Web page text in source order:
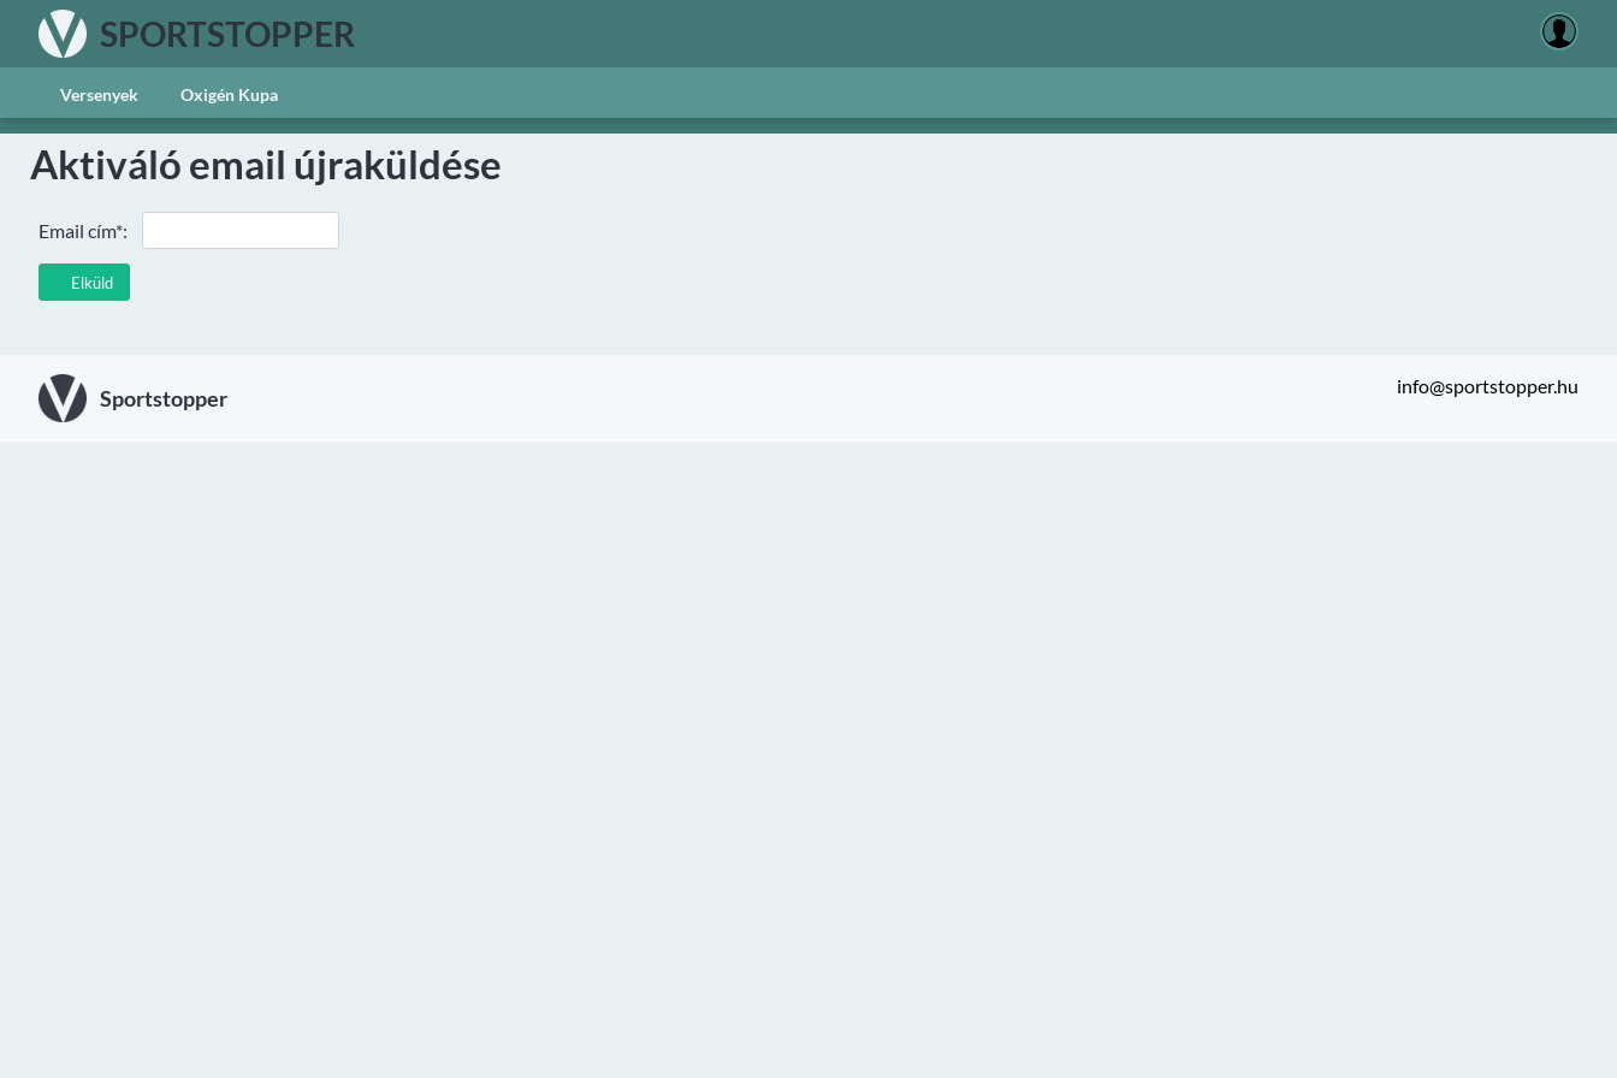
SPORTSTOPPER
Versenyek Oxigén Kupa
Aktiváló email újraküldése
Elküld
Email cím*:
Sportstopper info@sportstopper.hu